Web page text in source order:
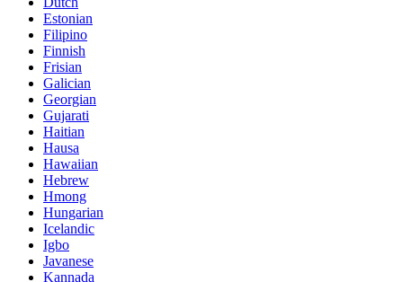
Estonian
Filipino
Finnish
Frisian
Galician
Georgian
Gujarati
Haitian
Hausa
Hawaiian
Hebrew
Hmong
Hungarian
Icelandic
Igbo
Javanese
Kannada